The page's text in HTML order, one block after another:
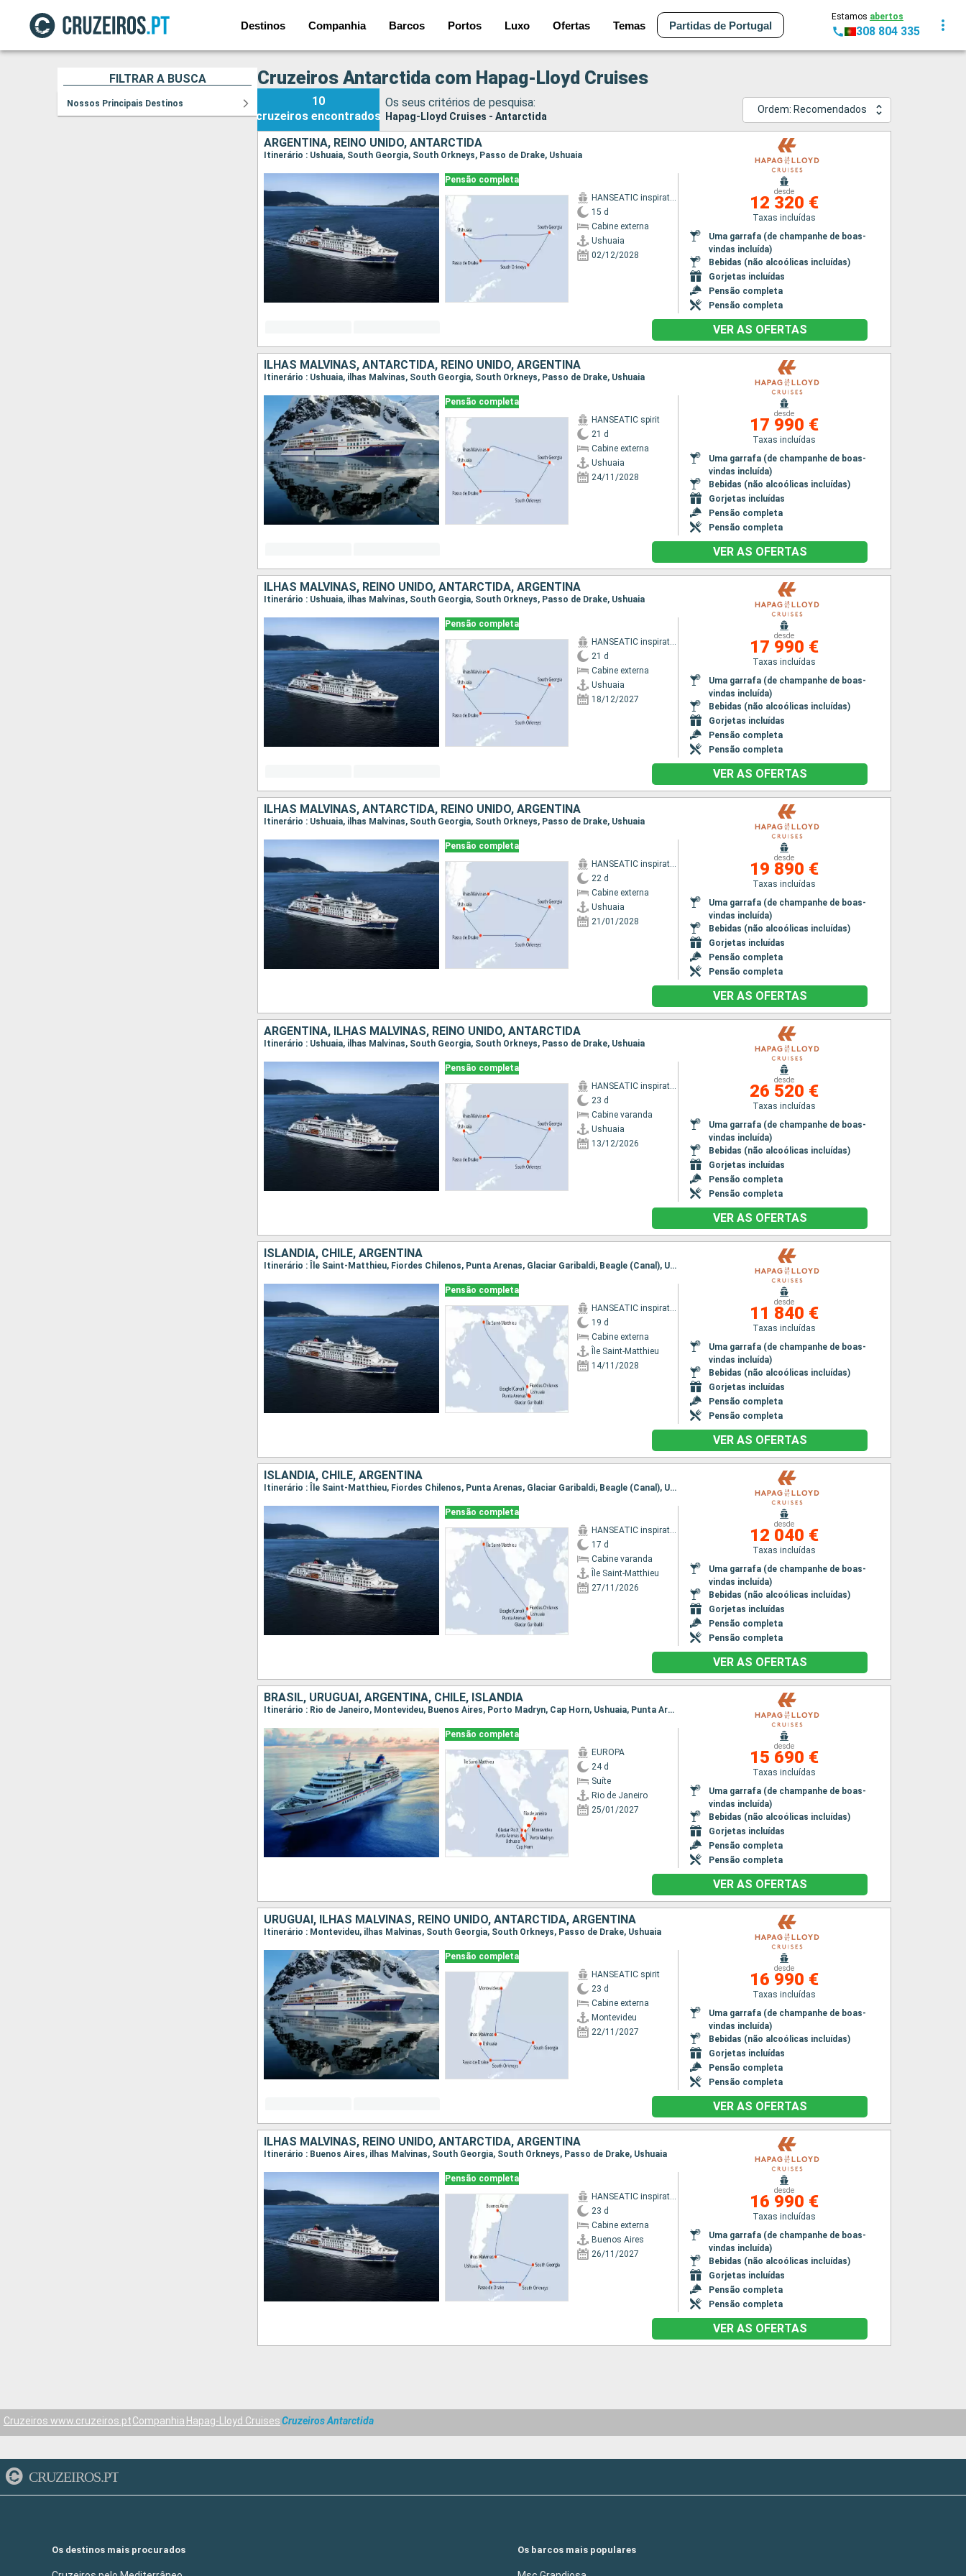
Destinos Companhia Barcos Portos Luxo Ofertas Temas Partidas de Portugal
Estamos abertos
308 804 335
FILTRAR A BUSCA
Nossos Principais Destinos
Cruzeiros Antarctida com Hapag-Lloyd Cruises
10
cruzeiros encontrados
Os seus critérios de pesquisa:
Hapag-Lloyd Cruises - Antarctida
Ordem: Recomendados
ARGENTINA, REINO UNIDO, ANTARCTIDA
Itinerário : Ushuaia, South Georgia, South Orkneys, Passo de Drake, Ushuaia
Pensão completa
HANSEATIC inspiration
15 d
Cabine externa
Ushuaia
02/12/2028
desde
12 320 €
Taxas incluídas
Uma garrafa (de champanhe de boas-
vindas incluída)
Bebidas (não alcoólicas incluídas)
Gorjetas incluídas
Pensão completa
Pensão completa
VER AS OFERTAS
ILHAS MALVINAS, ANTARCTIDA, REINO UNIDO, ARGENTINA
Itinerário : Ushuaia, ilhas Malvinas, South Georgia, South Orkneys, Passo de Drake, Ushuaia
Pensão completa
HANSEATIC spirit
21 d
Cabine externa
Ushuaia
24/11/2028
desde
17 990 €
Taxas incluídas
Uma garrafa (de champanhe de boas-
vindas incluída)
Bebidas (não alcoólicas incluídas)
Gorjetas incluídas
Pensão completa
Pensão completa
VER AS OFERTAS
ILHAS MALVINAS, REINO UNIDO, ANTARCTIDA, ARGENTINA
Itinerário : Ushuaia, ilhas Malvinas, South Georgia, South Orkneys, Passo de Drake, Ushuaia
Pensão completa
HANSEATIC inspiration
21 d
Cabine externa
Ushuaia
18/12/2027
desde
17 990 €
Taxas incluídas
Uma garrafa (de champanhe de boas-
vindas incluída)
Bebidas (não alcoólicas incluídas)
Gorjetas incluídas
Pensão completa
Pensão completa
VER AS OFERTAS
ILHAS MALVINAS, ANTARCTIDA, REINO UNIDO, ARGENTINA
Itinerário : Ushuaia, ilhas Malvinas, South Georgia, South Orkneys, Passo de Drake, Ushuaia
Pensão completa
HANSEATIC inspiration
22 d
Cabine externa
Ushuaia
21/01/2028
desde
19 890 €
Taxas incluídas
Uma garrafa (de champanhe de boas-
vindas incluída)
Bebidas (não alcoólicas incluídas)
Gorjetas incluídas
Pensão completa
Pensão completa
VER AS OFERTAS
ARGENTINA, ILHAS MALVINAS, REINO UNIDO, ANTARCTIDA
Itinerário : Ushuaia, ilhas Malvinas, South Georgia, South Orkneys, Passo de Drake, Ushuaia
Pensão completa
HANSEATIC inspiration
23 d
Cabine varanda
Ushuaia
13/12/2026
desde
26 520 €
Taxas incluídas
Uma garrafa (de champanhe de boas-
vindas incluída)
Bebidas (não alcoólicas incluídas)
Gorjetas incluídas
Pensão completa
Pensão completa
VER AS OFERTAS
ISLÂNDIA, CHILE, ARGENTINA
Itinerário : Île Saint-Matthieu, Fiordes Chilenos, Punta Arenas, Glaciar Garibaldi, Beagle (Canal), Ushuaia
Pensão completa
HANSEATIC inspiration
19 d
Cabine externa
Île Saint-Matthieu
14/11/2028
desde
11 840 €
Taxas incluídas
Uma garrafa (de champanhe de boas-
vindas incluída)
Bebidas (não alcoólicas incluídas)
Gorjetas incluídas
Pensão completa
Pensão completa
VER AS OFERTAS
ISLÂNDIA, CHILE, ARGENTINA
Itinerário : Île Saint-Matthieu, Fiordes Chilenos, Punta Arenas, Glaciar Garibaldi, Beagle (Canal), Ushuaia
Pensão completa
HANSEATIC inspiration
17 d
Cabine varanda
Île Saint-Matthieu
27/11/2026
desde
12 040 €
Taxas incluídas
Uma garrafa (de champanhe de boas-
vindas incluída)
Bebidas (não alcoólicas incluídas)
Gorjetas incluídas
Pensão completa
Pensão completa
VER AS OFERTAS
BRASIL, URUGUAI, ARGENTINA, CHILE, ISLÂNDIA
Itinerário : Rio de Janeiro, Montevideu, Buenos Aires, Porto Madryn, Cap Horn, Ushuaia, Punta Arenas, Glaciar Pio X, Puerto Montt, Île Saint-Matthieu
Pensão completa
EUROPA
24 d
Suíte
Rio de Janeiro
25/01/2027
desde
15 690 €
Taxas incluídas
Uma garrafa (de champanhe de boas-
vindas incluída)
Bebidas (não alcoólicas incluídas)
Gorjetas incluídas
Pensão completa
Pensão completa
VER AS OFERTAS
URUGUAI, ILHAS MALVINAS, REINO UNIDO, ANTARCTIDA, ARGENTINA
Itinerário : Montevideu, ilhas Malvinas, South Georgia, South Orkneys, Passo de Drake, Ushuaia
Pensão completa
HANSEATIC spirit
23 d
Cabine externa
Montevideu
22/11/2027
desde
16 990 €
Taxas incluídas
Uma garrafa (de champanhe de boas-
vindas incluída)
Bebidas (não alcoólicas incluídas)
Gorjetas incluídas
Pensão completa
Pensão completa
VER AS OFERTAS
ILHAS MALVINAS, REINO UNIDO, ANTARCTIDA, ARGENTINA
Itinerário : Buenos Aires, ilhas Malvinas, South Georgia, South Orkneys, Passo de Drake, Ushuaia
Pensão completa
HANSEATIC inspiration
23 d
Cabine externa
Buenos Aires
26/11/2027
desde
16 990 €
Taxas incluídas
Uma garrafa (de champanhe de boas-
vindas incluída)
Bebidas (não alcoólicas incluídas)
Gorjetas incluídas
Pensão completa
Pensão completa
VER AS OFERTAS
Cruzeiros www.cruzeiros.ptCompanhia Hapag-Lloyd CruisesCruzeiros Antarctida
CRUZEIROS.PT
Os destinos mais procurados Os barcos mais populares